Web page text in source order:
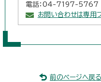
電話：04-7197-5767
お問い合わせは専用
前のページへ戻る